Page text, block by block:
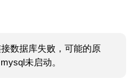
数据库失败，可能的原
未启动。